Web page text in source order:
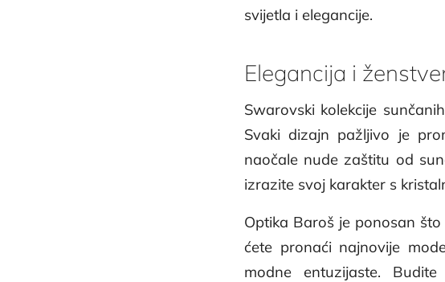
svijetla i elegancije.
Elegancija i
Swarovski kolekcije
Svaki dizajn pažljivo je
naočale nude zaštitu od
izrazite svoj karakter s
Optika Baroš je ponosan
ćete pronaći najnovije
modne entuzijaste.